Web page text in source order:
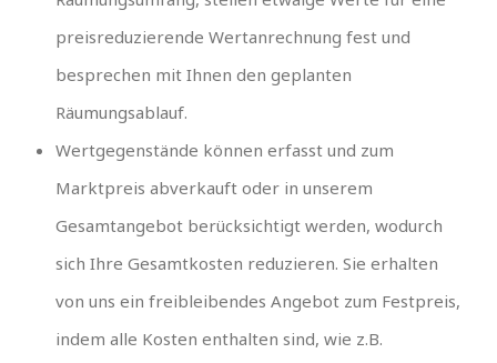
preisreduzierende Wertanrechnung fest und
besprechen mit Ihnen den geplanten
Räumungsablauf.
Wertgegenstände können erfasst und zum
Marktpreis abverkauft oder in unserem
Gesamtangebot berücksichtigt werden, wodurch
sich Ihre Gesamtkosten reduzieren. Sie erhalten
von uns ein freibleibendes Angebot zum Festpreis,
indem alle Kosten enthalten sind, wie z.B.